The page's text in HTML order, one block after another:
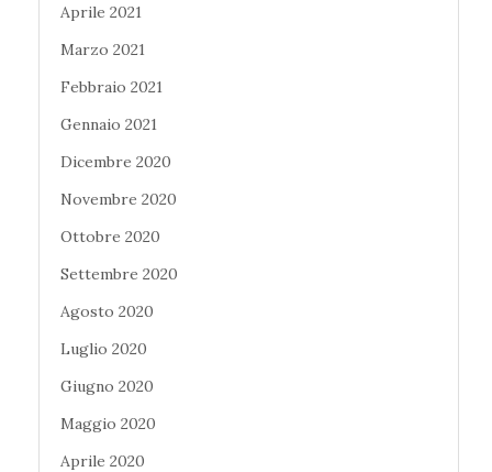
Aprile 2021
Marzo 2021
Febbraio 2021
Gennaio 2021
Dicembre 2020
Novembre 2020
Ottobre 2020
Settembre 2020
Agosto 2020
Luglio 2020
Giugno 2020
Maggio 2020
Aprile 2020